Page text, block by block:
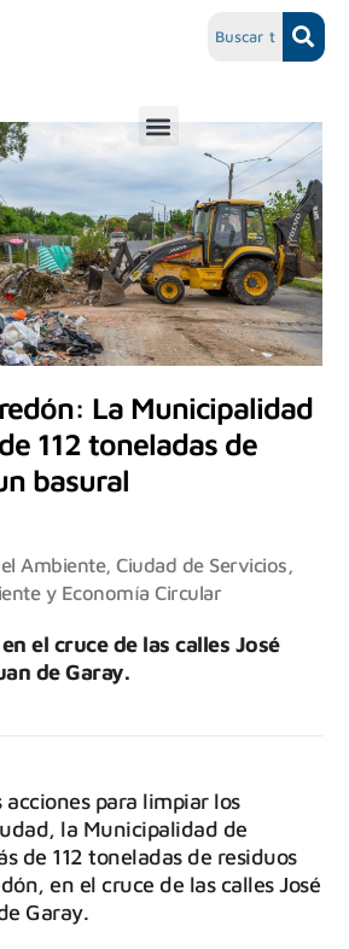
La Municipalidad
112 toneladas de
basural
Ambiente,Ciudad de Servicios
y Economía Circular
el cruce de las calles José
de Garay.
para limpiar los
la Municipalidad de
de 112 toneladas de residuos
en el cruce de las calles José
Garay.